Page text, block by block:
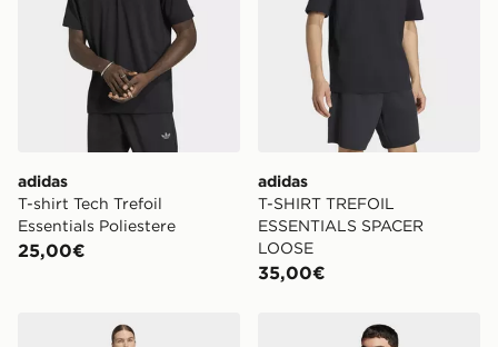
adidas
T-shirt Tech Trefoil
Essentials Poliestere
25,00€
adidas
T-SHIRT TREFOIL
ESSENTIALS SPACER
LOOSE
35,00€
adidas T-shirt Adicolor Trefoil adidas Originals T-shirt